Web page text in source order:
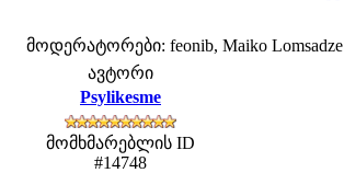
მოდერატორები: feonib, Maiko Lomsadze
ავტორი
Psylikesme
მომხმარებლის ID
#14748